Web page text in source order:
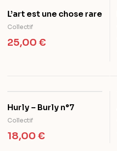
L’art est une chose rare
Collectif
25,00 €
Hurly – Burly n°7
Collectif
18,00 €